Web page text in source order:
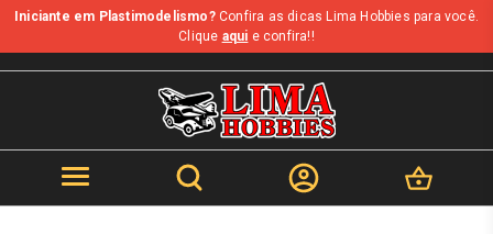
Iniciante em Plastimodelismo?Confira as dicas Lima Hobbies para você.
Clique aqui e confira!!